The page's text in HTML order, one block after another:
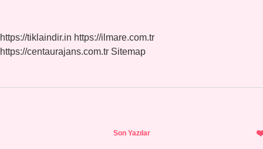
https://tiklaindir.in https://ilmare.com.tr
https://centaurajans.com.tr Sitemap
Son Yazılar